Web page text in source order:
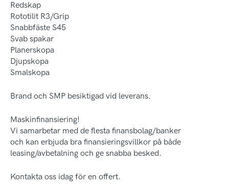
Redskap
Rototilit R3/Grip
Snabbfäste S45
Svab spakar
Planerskopa
Djupskopa
Smalskopa
Brand och SMP besiktigad vid leverans.
Maskinfinansiering!
Vi samarbetar med de flesta finansbolag/banker
och kan erbjuda bra finansieringsvillkor på både
leasing/avbetalning och ge snabba besked.
Kontakta oss idag för en offert.